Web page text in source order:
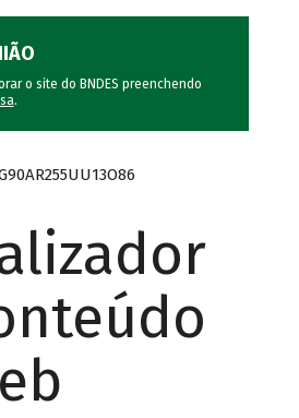
o site do BNDES preenchendo
.